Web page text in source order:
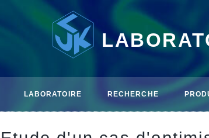
LABORATOIRE RECHERCHE